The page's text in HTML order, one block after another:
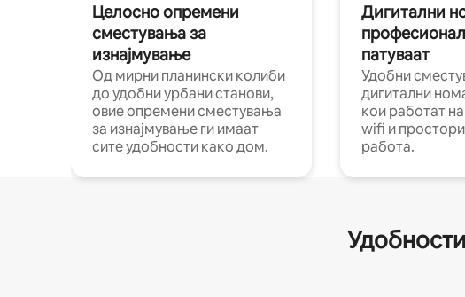
Целосно опремени
сместувања за
изнајмување
Од мирни планински колиби
до удобни урбани станови,
овие опремени сместувања
за изнајмување ги имаат
сите удобности како дом.
Дигитални
патуваат
Удобни
дигитални
кои работат
wifi и
работа.